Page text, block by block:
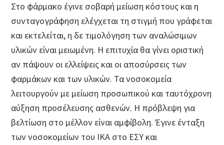
Στο φάρμακο έγινε σοβαρή μείωση κόστους και η
συνταγογράφηση ελέγχεται τη στιγμή που γράφεται
και εκτελείται, η δε τιμολόγηση των αναλώσιμων
υλικών είναι μειωμένη. Η επιτυχία θα γίνει οριστική
αν πάψουν οι ελλείψεις και οι αποσύρσεις των
φαρμάκων και των υλικών. Τα νοσοκομεία
λειτουργούν με μείωση προσωπικού και ταυτόχρονη
αύξηση προσέλευσης ασθενών. Η πρόβλεψη για
βελτίωση στο μέλλον είναι αμφίβολη. Έγινε ένταξη
των νοσοκομείων του ΙΚΑ στο ΕΣΥ και